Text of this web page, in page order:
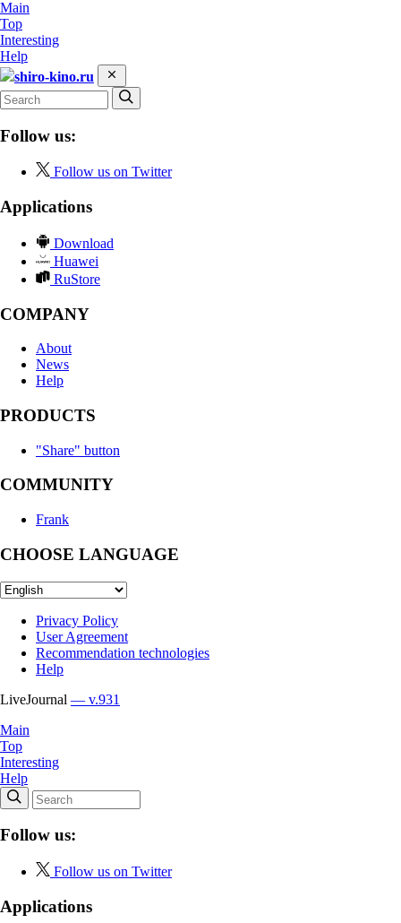
Main
Top
Interesting
Help
shiro-kino.ru
Follow us:
Follow us on Twitter
Applications
Download
Huawei
RuStore
COMPANY
About
News
Help
PRODUCTS
"Share" button
COMMUNITY
Frank
CHOOSE LANGUAGE
Privacy Policy
User Agreement
Recommendation technologies
Help
LiveJournal — v.931
Main
Top
Interesting
Help
Follow us:
Follow us on Twitter
Applications